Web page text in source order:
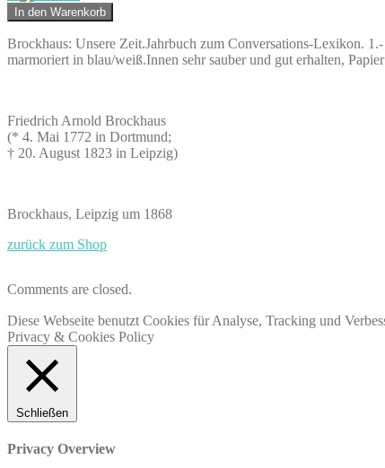
Brockhaus: Unsere Zeit.Jahrbuch zum Conversations-Lexikon.
marmoriert in blau/weiß.Innen sehr sauber und gut erhalten,
Friedrich Arnold Brockhaus
(* 4. Mai 1772 in Dortmund;
† 20. August 1823 in Leipzig)
Brockhaus, Leipzig um 1868
zurück zum Shop
Comments are closed.
Diese Webseite benutzt Cookies für Analyse, Tracking und
Privacy & Cookies Policy
Schließen
Privacy Overview